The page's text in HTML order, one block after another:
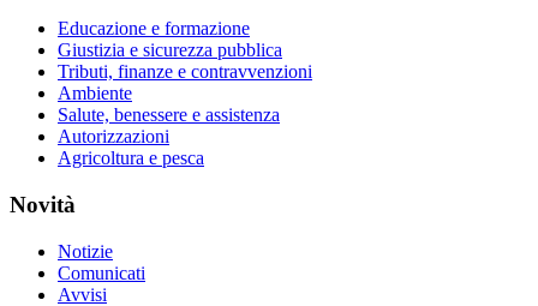
Educazione e formazione
Giustizia e sicurezza pubblica
Tributi, finanze e contravvenzioni
Ambiente
Salute, benessere e assistenza
Autorizzazioni
Agricoltura e pesca
Novità
Notizie
Comunicati
Avvisi